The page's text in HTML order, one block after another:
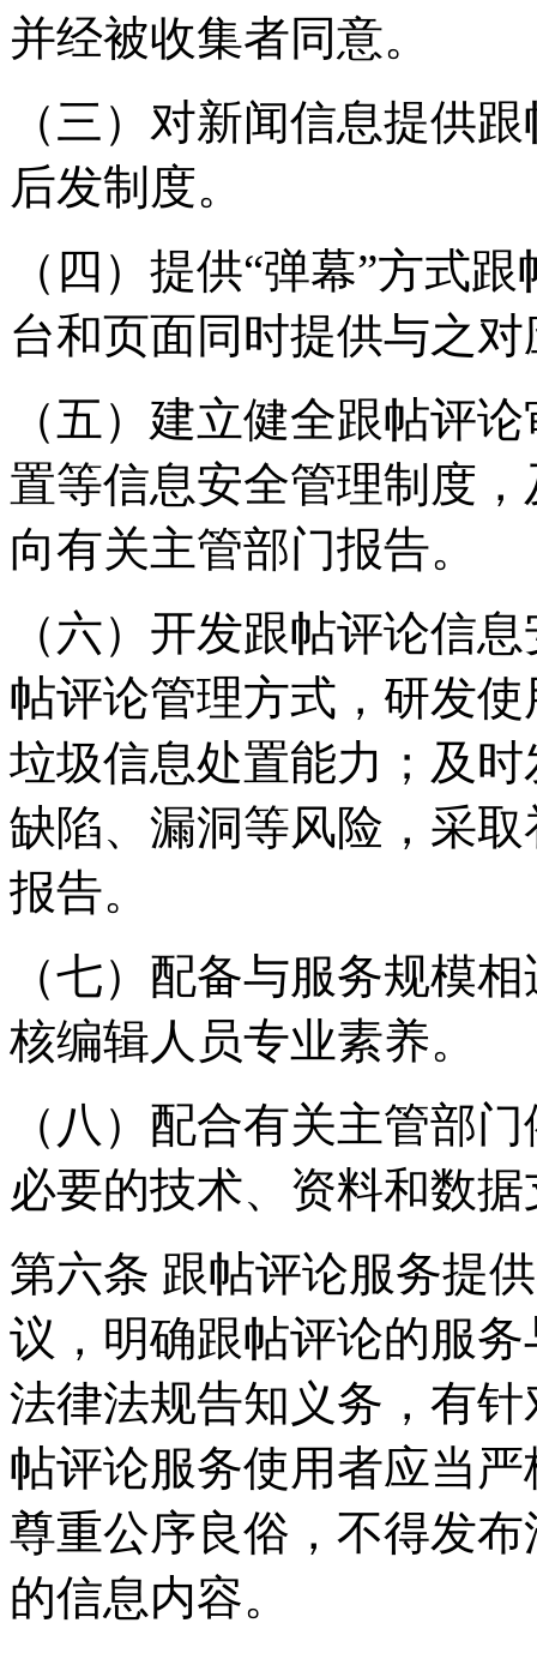
并经被收集者同意。
（三）对新闻信息提供
后发制度。
（四）提供“弹幕”方式
台和页面同时提供与之
（五）建立健全跟帖评
置等信息安全管理制度
向有关主管部门报告。
（六）开发跟帖评论信
帖评论管理方式，研发
垃圾信息处置能力；及
缺陷、漏洞等风险，采
报告。
（七）配备与服务规模
核编辑人员专业素养。
（八）配合有关主管部
必要的技术、资料和数
第六条 跟帖评论服务提
议，明确跟帖评论的服
法律法规告知义务，有
帖评论服务使用者应当
尊重公序良俗，不得发
的信息内容。